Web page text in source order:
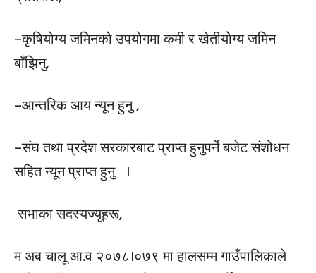
–कृषियोग्य जमिनको उपयोगमा कमी र खेतीयोग्य जमिन
बाँझिनु,
–आन्तरिक आय न्यून हुनु ,
–संघ तथा प्रदेश सरकारबाट प्राप्त हुनुपर्ने बजेट संशोधन
सहित न्यून प्राप्त हुनु ।
सभाका सदस्यज्यूहरू,
म अब चालू आ.व २०७८।०७९ मा हालसम्म गाउँपालिकाले